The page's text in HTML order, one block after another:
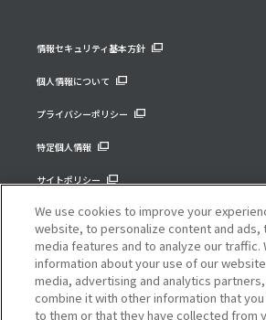
情報セキュリティ基本方針
個人情報について
プライバシーポリシー
特定個人情報
サイトポリシー
コーポレートサイト
We use cookies to improve your
website, to personalize content and ads,
media features and to analyze our traffic.
information about your use of our
media, advertising and analytics
combine it with other information that
to them or that they have collected from